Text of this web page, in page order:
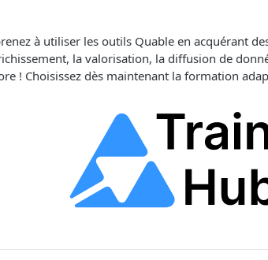
à utiliser les outils Quable en acquérant
la valorisation, la diffusion de
! Choisissez dès maintenant la formation